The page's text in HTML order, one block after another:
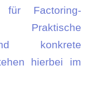
Factoring-
Praktische
konkrete
hierbei im